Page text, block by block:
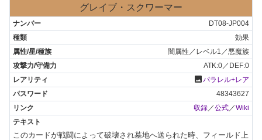
グレイブ・スクワーマー
DT08-JP004
効果
闇属性／レベル1／悪魔族
ATK:0／DEF:0
photoパラレル+レア
48343627
収録／公式／Wiki
このカードが戦闘によって破壊され墓地へ送られた時、フィールド上